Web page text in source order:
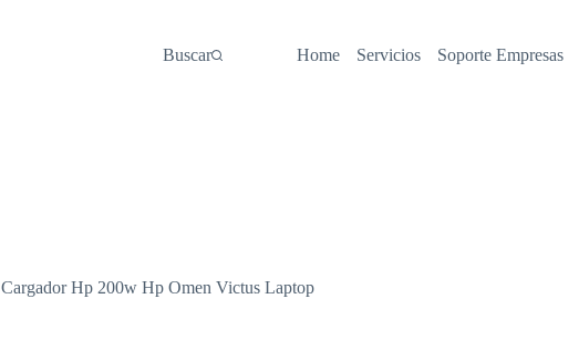
Buscar Home Servicios Soporte Empresas
Cargador Hp 200w Hp Omen Victus Laptop